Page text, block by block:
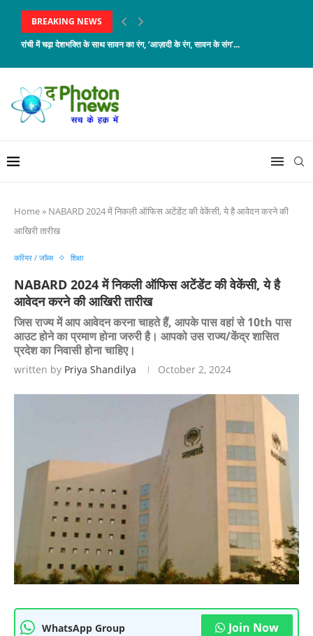
BREAKING NEWS
रांची में चढ़ा देशभक्ति के साथ सावन का रंग, ‘आज़ादी के रंग, सावन के संग’...
Home» NABARD 2024 में निकली ऑफिस अटेंडेंट की वेकेंसी, ये है आवेदन करने की
आखिरी तारीख
करियर / जॉब्स शिक्षा
NABARD 2024 में निकली ऑफिस अटेंडेंट की वेकेंसी, ये है
आवेदन करने की आखिरी तारीख
जिस राज्य में आप आवेदन करना चाहते हैं, आपके पास वहां से 10th पास
आउट होने का प्रमाण होना जरुरी है। आपको उस राज्य/केंद्र शासित
प्रदेश का निवासी होना चाहिए।
written by Priya Shandilya October 2, 2024
WhatsApp Group Join Now